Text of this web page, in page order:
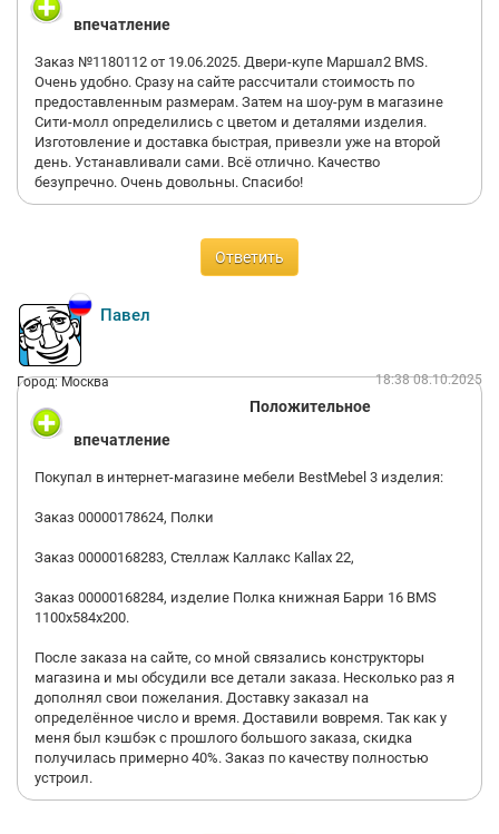
впечатление
Заказ №1180112 от 19.06.2025. Двери-купе Маршал2 BMS.
Очень удобно. Сразу на сайте рассчитали стоимость по
предоставленным размерам. Затем на шоу-рум в магазине
Сити-молл определились с цветом и деталями изделия.
Изготовление и доставка быстрая, привезли уже на второй
день. Устанавливали сами. Всё отлично. Качество
безупречно. Очень довольны. Спасибо!
Ответить
Павел
Город: Москва 18:38 08.10.2025
Положительное
впечатление
Покупал в интернет-магазине мебели BestMebel 3 изделия:
Заказ 00000178624, Полки
Заказ 00000168283, Стеллаж Каллакс Kallax 22,
Заказ 00000168284, изделие Полка книжная Барри 16 BMS
1100х584х200.
После заказа на сайте, со мной связались конструкторы
магазина и мы обсудили все детали заказа. Несколько раз я
дополнял свои пожелания. Доставку заказал на
определённое число и время. Доставили вовремя. Так как у
меня был кэшбэк с прошлого большого заказа, скидка
получилась примерно 40%. Заказ по качеству полностью
устроил.